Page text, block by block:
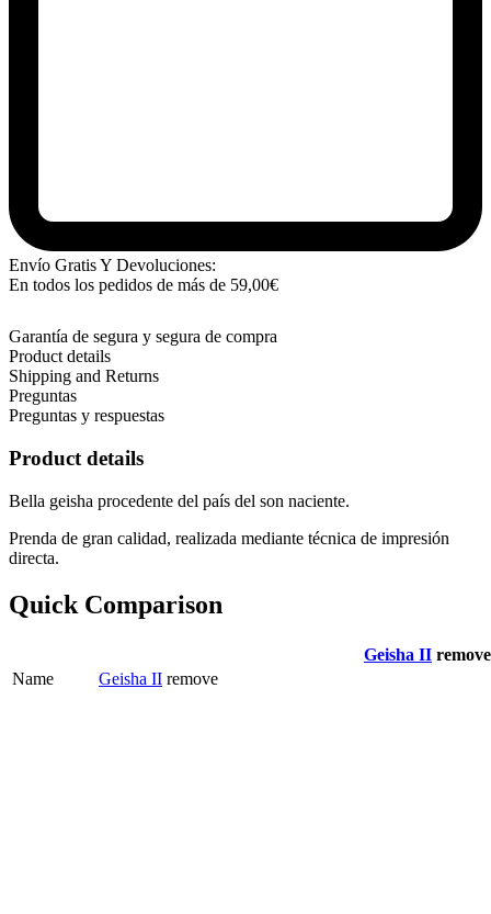
Envío Gratis Y Devoluciones:
En todos los pedidos de más de 59,00€
Garantía de segura y segura de compra
Product details
Shipping and Returns
Preguntas
Preguntas y respuestas
Product details
Bella geisha procedente del país del son naciente.
Prenda de gran calidad, realizada mediante técnica de impresión
directa.
Quick Comparison
Geisha II remove
Name
Geisha II remove